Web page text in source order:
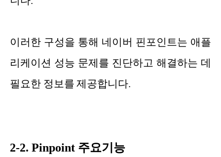
이러한 구성을 통해 네이버 핀포인트는 애플
리케이션 성능 문제를 진단하고 해결하는 데
필요한 정보를 제공합니다.
2-2. Pinpoint 주요기능